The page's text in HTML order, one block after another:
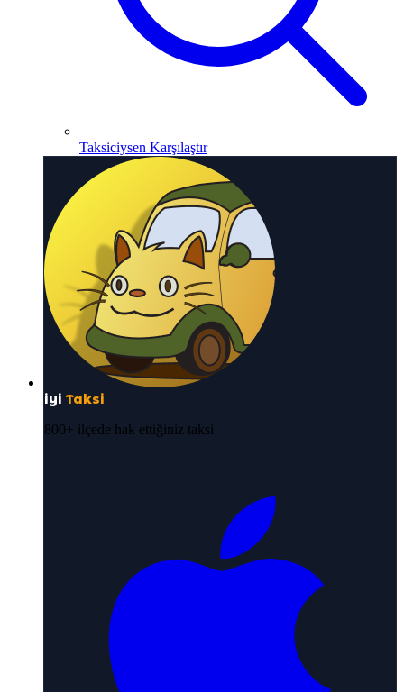
Taksiciysen Karşılaştır
iyi Taksi
800+ ilçede hak ettiğiniz taksi